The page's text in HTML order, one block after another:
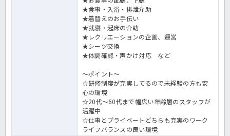
★食事・入浴・排泄介助
★着替えのお手伝い
★就寝・起床の介助
★レクリエーションの企画、運営
★シーツ交換
★体調確認・声かけ対応 など
～ポイント～
☆研修制度が充実してるので未経験の方も安
心の環境
☆20代～60代まで幅広い年齢層のスタッフが
活躍中
☆仕事とプライベートどちらも充実のワーク
ライフバランスの良い環境